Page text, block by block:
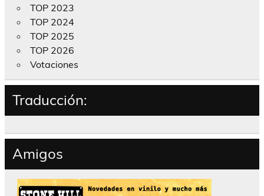
TOP 2023
TOP 2024
TOP 2025
TOP 2026
Votaciones
Traducción:
Amigos